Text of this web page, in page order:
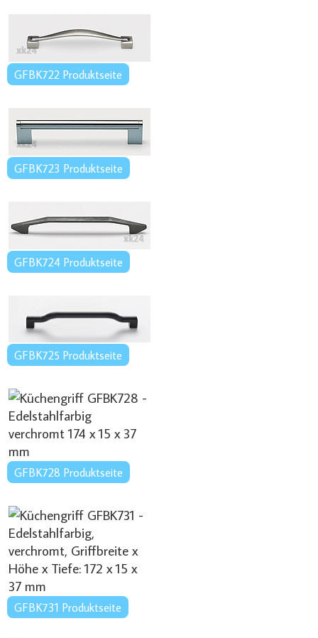
GFBK722 Produktseite
GFBK723 Produktseite
GFBK724 Produktseite
GFBK725 Produktseite
GFBK728 Produktseite
GFBK731 Produktseite